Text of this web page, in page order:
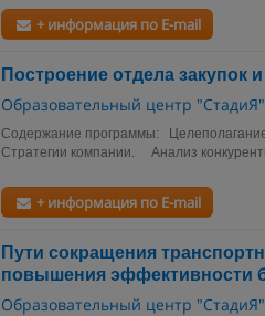
+ информация по E-mail
Построение отдела закупок
Образовательный центр "СтадиЯ"
Содержание программы:
Стратегии компании. Анализ
+ информация по E-mail
Пути сокращения
повышения эффективности
Образовательный центр "СтадиЯ"